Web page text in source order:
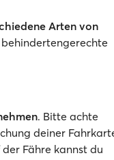
Arten von
behindertengerechte
. Bitte achte
deiner
Fähre kannst du